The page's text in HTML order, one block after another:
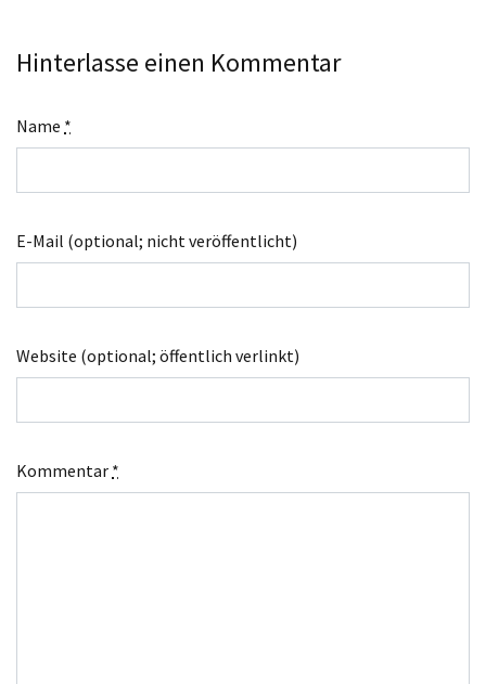
Hinterlasse einen Kommentar
Name *
E-Mail (optional; nicht veröffentlicht)
Website (optional; öffentlich verlinkt)
Kommentar *